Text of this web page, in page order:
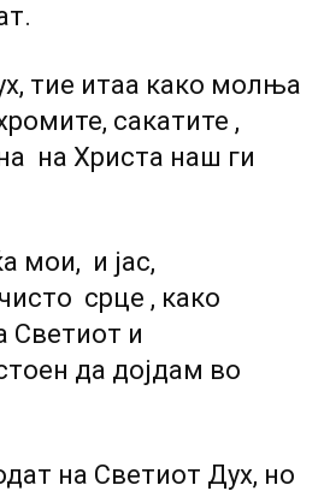
тие итаа како молња
сакатите ,
на Христа наш ги
мои, и јас,
срце , како
Светиот и
да дојдам во
на Светиот Дух, но